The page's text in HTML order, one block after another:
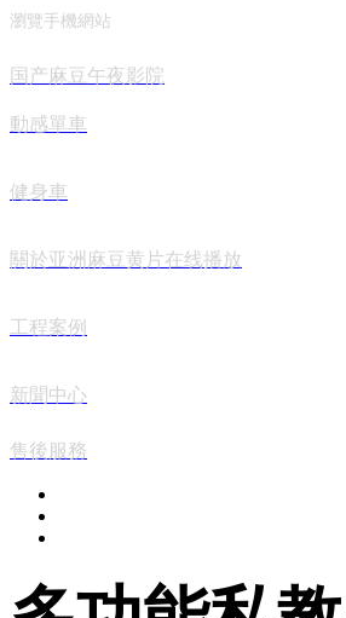
瀏覽手機網站
国产麻豆午夜影院
動感單車
健身車
關於亚洲麻豆黄片在线播放
工程案例
新聞中心
售後服務